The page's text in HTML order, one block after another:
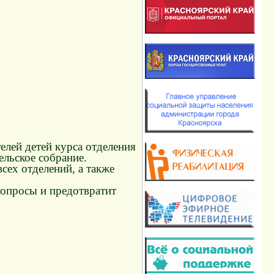
детей курса отделения
собрание.
отделений, а также
и предотвратит